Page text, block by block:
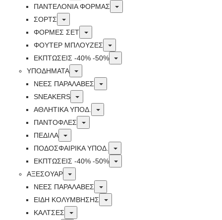
ΠΑΝΤΕΛΟΝΙΑ ΦΟΡΜΑΣ
Toggle
ΣΟΡΤΣ
Toggle
ΦΟΡΜΕΣ ΣΕΤ
Toggle
ΦΟΥΤΕΡ ΜΠΛΟΥΖΕΣ
Toggle
ΕΚΠΤΏΣΕΙΣ -40% -50%
Toggle
ΥΠΟΔΗΜΑΤΑ
Toggle
ΝΕΕΣ ΠΑΡΑΛΑΒΕΣ
Toggle
SNEAKERS
Toggle
ΑΘΛΗΤΙΚΑ ΥΠΟΔ.
Toggle
ΠΑΝΤΟΦΛΕΣ
Toggle
ΠΕΔΙΛΑ
Toggle
ΠΟΔΟΣΦΑΙΡΙΚΑ ΥΠΟΔ.
Toggle
ΕΚΠΤΏΣΕΙΣ -40% -50%
Toggle
ΑΞΕΣΟΥΑΡ
Toggle
ΝΕΕΣ ΠΑΡΑΛΑΒΕΣ
Toggle
ΕΙΔΗ ΚΟΛΥΜΒΗΣΗΣ
Toggle
ΚΑΛΤΣΕΣ
Toggle